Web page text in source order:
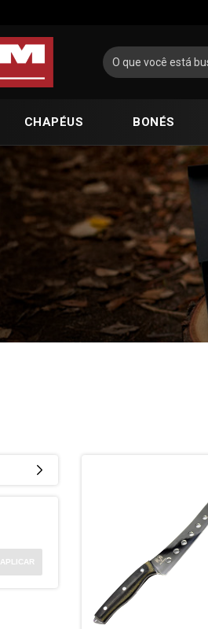
CHAPÉUS BONÉS
APLICAR